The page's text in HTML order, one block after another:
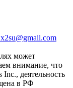
может
внимание, что
деятельность
в РФ